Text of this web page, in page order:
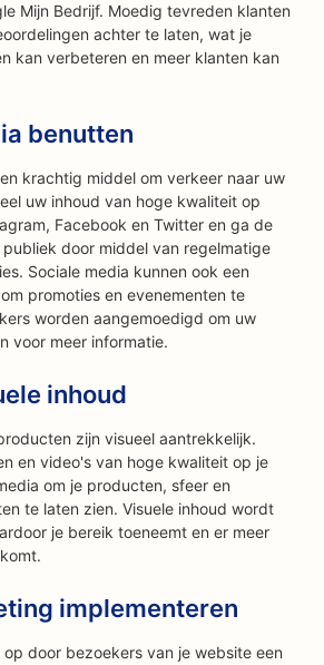
Mijn Bedrijf. Moedig tevreden klanten
achter te laten, wat je
kan verbeteren en meer klanten kan
benutten
krachtig middel om verkeer naar uw
uw inhoud van hoge kwaliteit op
Facebook en Twitter en ga de
door middel van regelmatige
Sociale media kunnen ook een
promoties en evenementen te
worden aangemoedigd om uw
voor meer informatie.
inhoud
zijn visueel aantrekkelijk.
en video's van hoge kwaliteit op je
om je producten, sfeer en
te laten zien. Visuele inhoud wordt
je bereik toeneemt en er meer
implementeren
op door bezoekers van je website een